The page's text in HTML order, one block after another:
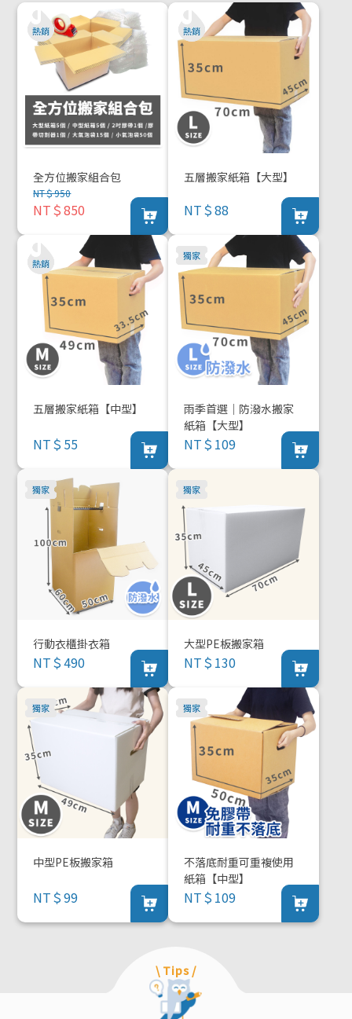
全方位搬家組合包
NT＄950
NT＄850
五層搬家紙箱【大型】
NT＄88
五層搬家紙箱【中型】
NT＄55
雨季首選｜防潑水搬家
紙箱【大型】
NT＄109
行動衣櫃掛衣箱
NT＄490
大型PE板搬家箱
NT＄130
中型PE板搬家箱
NT＄99
不落底耐重可重複使用
紙箱【中型】
NT＄109
\ Tips /